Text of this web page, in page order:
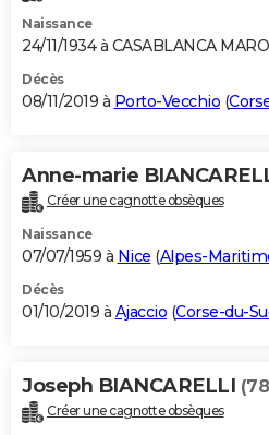
Naissance
24/11/1934 à CASABLANCA
Décès
08/11/2019 à Porto-Vecchio (
Anne-marie
Créer une cagnotte obsèques
Naissance
07/07/1959 à Nice (Alpes-
Décès
01/10/2019 à Ajaccio (Corse-du-
Joseph BIANCARELLI
Créer une cagnotte obsèques